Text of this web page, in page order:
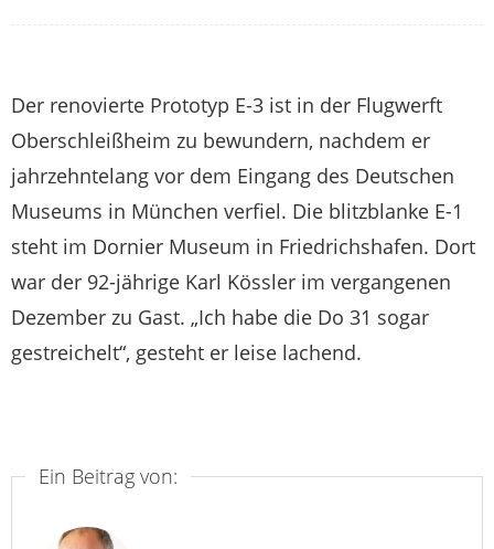
Der renovierte Prototyp E-3 ist in der Flugwerft
Oberschleißheim zu bewundern, nachdem er
jahrzehntelang vor dem Eingang des Deutschen
Museums in München verfiel. Die blitzblanke E-1
steht im Dornier Museum in Friedrichshafen. Dort
war der 92-jährige Karl Kössler im vergangenen
Dezember zu Gast. „Ich habe die Do 31 sogar
gestreichelt“, gesteht er leise lachend.
Ein Beitrag von: